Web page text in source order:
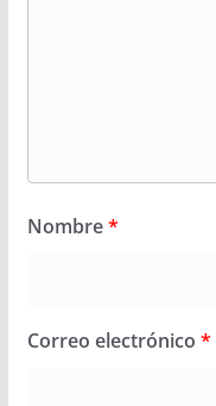
Nombre*
Correo electrónico *